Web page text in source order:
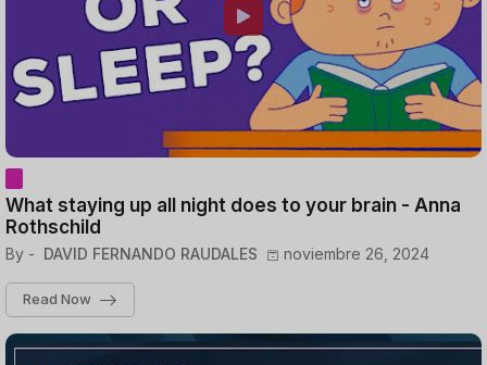
What staying up all night does to your brain - Anna
Rothschild
By - DAVID FERNANDO RAUDALES noviembre 26, 2024
Read Now